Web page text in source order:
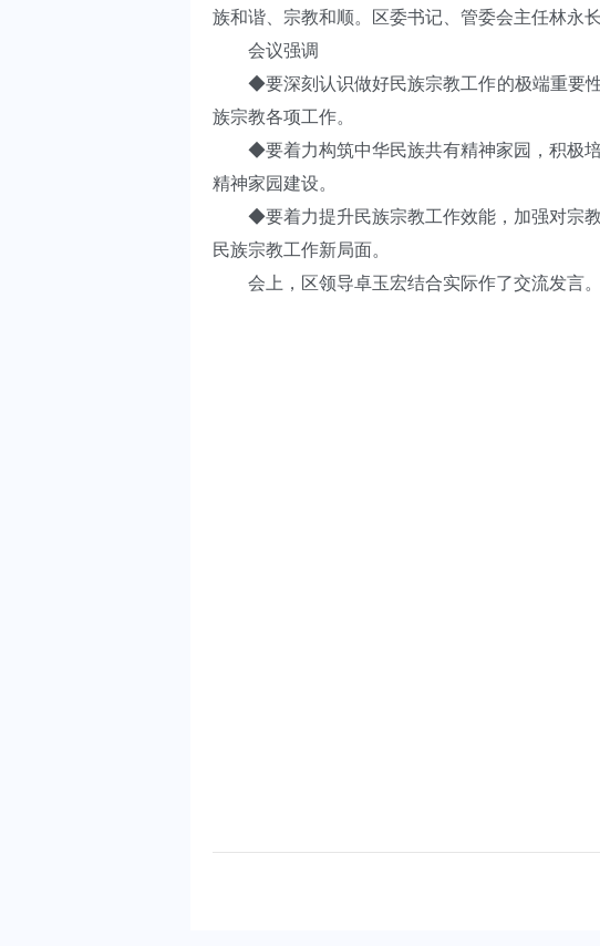
族和谐、宗教和顺。区委书记、管委会主任林永
会议强调
◆要深刻认识做好民族宗教工作的极端重要性
族宗教各项工作。
◆要着力构筑中华民族共有精神家园，积极培
精神家园建设。
◆要着力提升民族宗教工作效能，加强对宗教
民族宗教工作新局面。
会上，区领导卓玉宏结合实际作了交流发言。